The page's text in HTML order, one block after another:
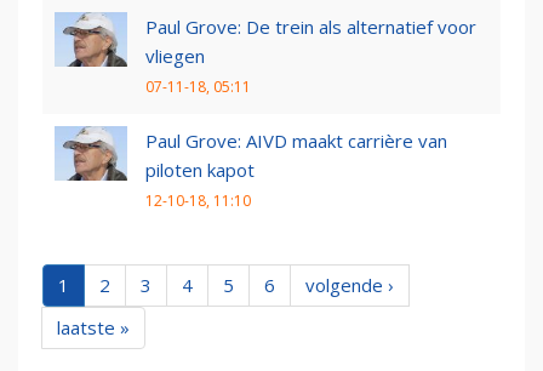
Paul Grove: De trein als alternatief voor
vliegen
07-11-18, 05:11
Paul Grove: AIVD maakt carrière van
piloten kapot
12-10-18, 11:10
1 2 3 4 5 6
volgende ›
laatste »